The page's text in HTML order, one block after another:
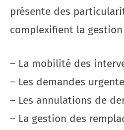
présente des
complexifient la
– La mobilité des
– Les demandes
– Les annulations de
– La gestion des